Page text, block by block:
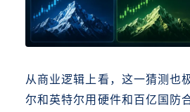
从商业逻辑上看，这一猜测也
尔和英特尔用硬件和百亿国防